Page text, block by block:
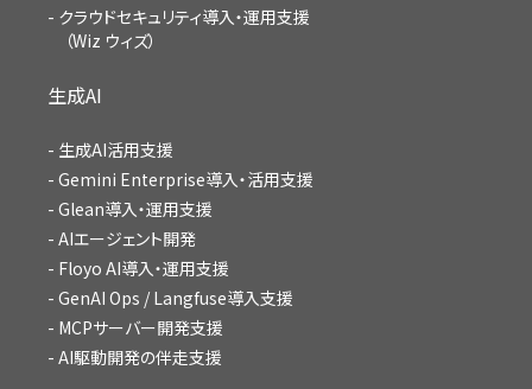
クラウドセキュリティ導入・運用支援
（Wiz ウィズ）
生成AI
生成AI活用支援
Gemini Enterprise導入・活用支援
Glean導入・運用支援
AIエージェント開発
Floyo AI導入・運用支援
GenAI Ops / Langfuse導入支援
MCPサーバー開発支援
AI駆動開発の伴走支援